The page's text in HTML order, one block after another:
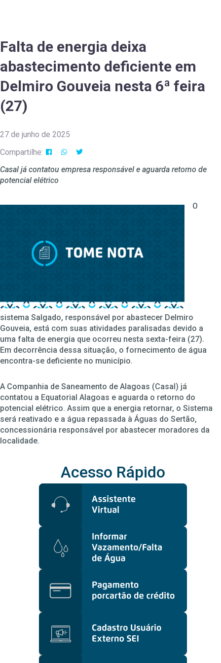
Falta de energia deixa
abastecimento deficiente em
Delmiro Gouveia nesta 6ª feira
(27)
27 de junho de 2025
Compartilhe:
Casal já contatou empresa responsável e aguarda retorno de
potencial elétrico
O
sistema Salgado, responsável por abastecer Delmiro
Gouveia, está com suas atividades paralisadas devido a
uma falta de energia que ocorreu nesta sexta-feira (27).
Em decorrência dessa situação, o fornecimento de água
encontra-se deficiente no município.
A Companhia de Saneamento de Alagoas (Casal) já
contatou a Equatorial Alagoas e aguarda o retorno do
potencial elétrico. Assim que a energia retornar, o Sistema
será reativado e a água repassada à Águas do Sertão,
concessionária responsável por abastecer moradores da
localidade.
Acesso Rápido